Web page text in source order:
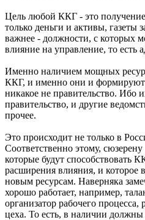
Цель любой ККГ - это получение
только деньги и активы, газеты
важнее - должности, с которых
влияние на управление, то есть
Именно наличием мощных
ККГ, и именно они и формируют
никакое не правительство. Ибо
правительство, и другие
прочее.
Это происходит не только в
Соответственно этому,
которые будут способствовать
расширения влияния, и которое
новым ресурсам. Наверняка
хорошо работает, например,
организатор рабочего процесса,
цеха. То есть, в наличии